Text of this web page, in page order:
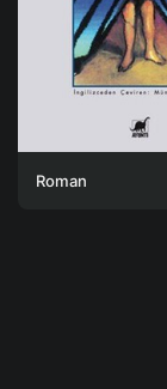
Roman